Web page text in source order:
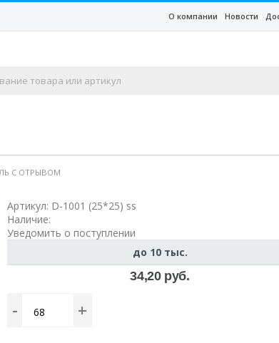
О компании Новости
С ОТРЫВОМ
Артикул: D-1001 (25*25) ss
Наличие:
Уведомить о поступлении
до 10 тыс.
34,20 руб.
- +